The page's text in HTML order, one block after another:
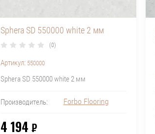
Sphera SD 550000 white 2 мм
(0)
Артикул: 550000
Sphera SD 550000 white 2 мм
Производитель: Forbo Flooring
4 194 ₽